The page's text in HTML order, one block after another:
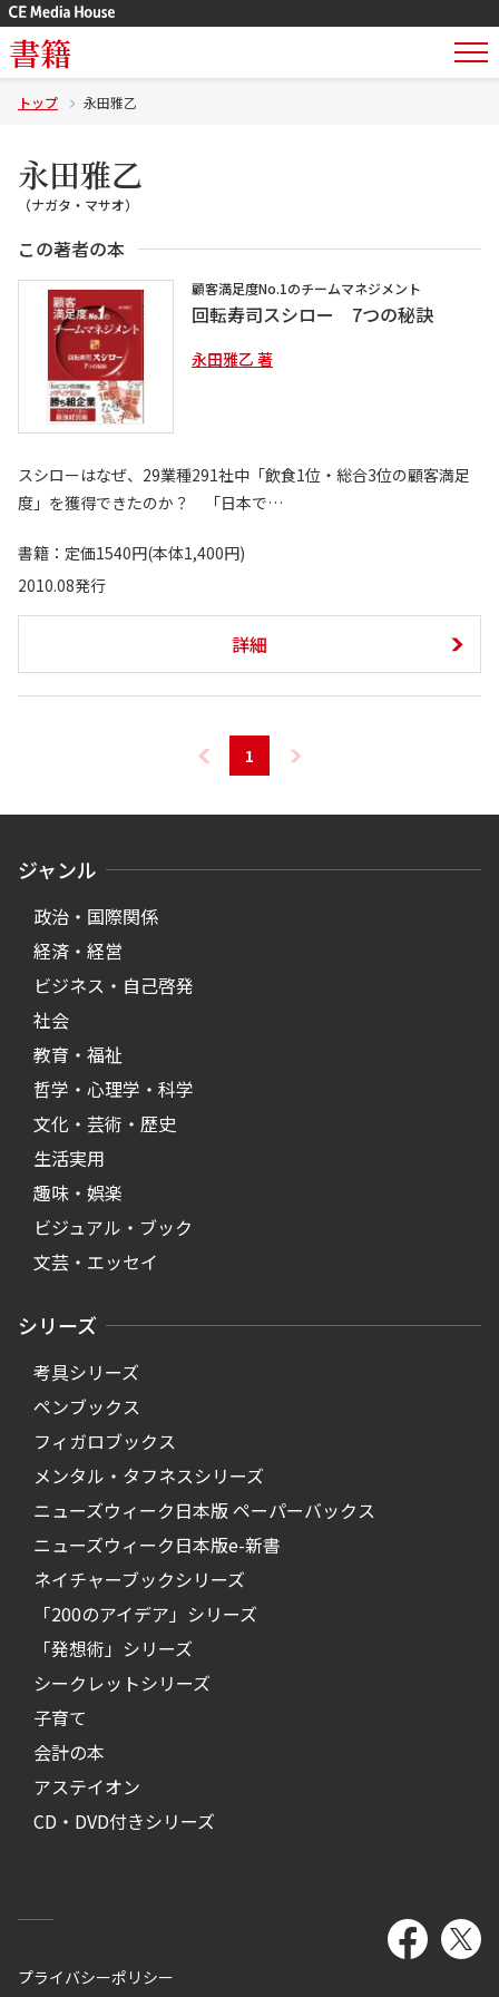
書籍
トップ 永田雅乙
永田雅乙
（ナガタ・マサオ）
この著者の本
顧客満足度No.1のチームマネジメント
回転寿司スシロー 7つの秘訣
永田雅乙 著
スシローはなぜ、29業種291社中「飲食1位・総合3位の顧客満足
度」を獲得できたのか？ 「日本で…
書籍：定価1540円(本体1,400円)
2010.08発行
詳細
1
ジャンル
政治・国際関係
経済・経営
ビジネス・自己啓発
社会
教育・福祉
哲学・心理学・科学
文化・芸術・歴史
生活実用
趣味・娯楽
ビジュアル・ブック
文芸・エッセイ
シリーズ
考具シリーズ
ペンブックス
フィガロブックス
メンタル・タフネスシリーズ
ニューズウィーク日本版 ペーパーバックス
ニューズウィーク日本版e-新書
ネイチャーブックシリーズ
「200のアイデア」シリーズ
「発想術」シリーズ
シークレットシリーズ
子育て
会計の本
アステイオン
CD・DVD付きシリーズ
プライバシーポリシー